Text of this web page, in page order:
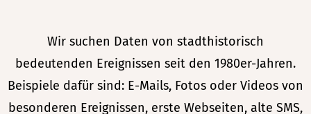
Wir suchen Daten von stadthistorisch
bedeutenden Ereignissen seit den 1980er-Jahren.
Beispiele dafür sind: E-Mails, Fotos oder Videos von
besonderen Ereignissen, erste Webseiten, alte SMS,